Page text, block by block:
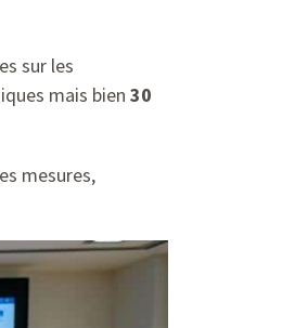
sur les
mais bien 30
mesures,